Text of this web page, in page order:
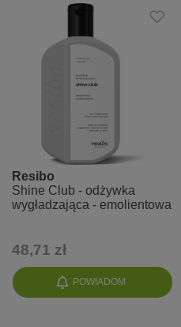
POWIADOM
Resibo
Shine Club - odżywka
wygładzająca - emolientowa
48,71 zł